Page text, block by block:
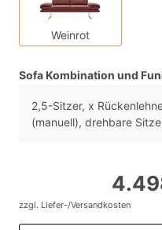
Weinrot
Sofa Kombination und
2,5-Sitzer, x
(manuell), drehbare
zzgl. Liefer-/Versandkosten